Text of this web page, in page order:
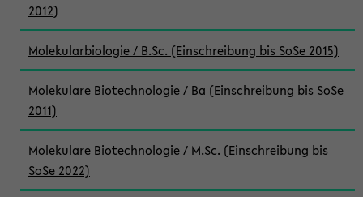
2012)
Molekularbiologie / B.Sc. (Einschreibung bis SoSe 2015)
Molekulare Biotechnologie / Ba (Einschreibung bis SoSe
2011)
Molekulare Biotechnologie / M.Sc. (Einschreibung bis
SoSe 2022)